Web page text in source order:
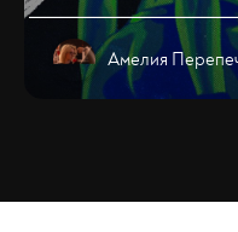
Амелия